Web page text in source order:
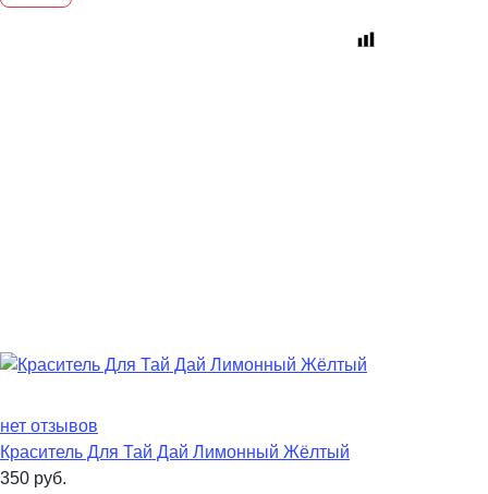
нет отзывов
Краситель Для Тай Дай Лимонный Жёлтый
350 руб.